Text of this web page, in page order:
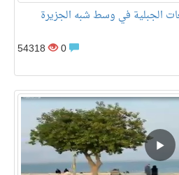
الجبلية في وسط شبه الجزيرة
54318